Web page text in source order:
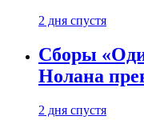
2 дня спустя
Сборы
Нолана
2 дня спустя